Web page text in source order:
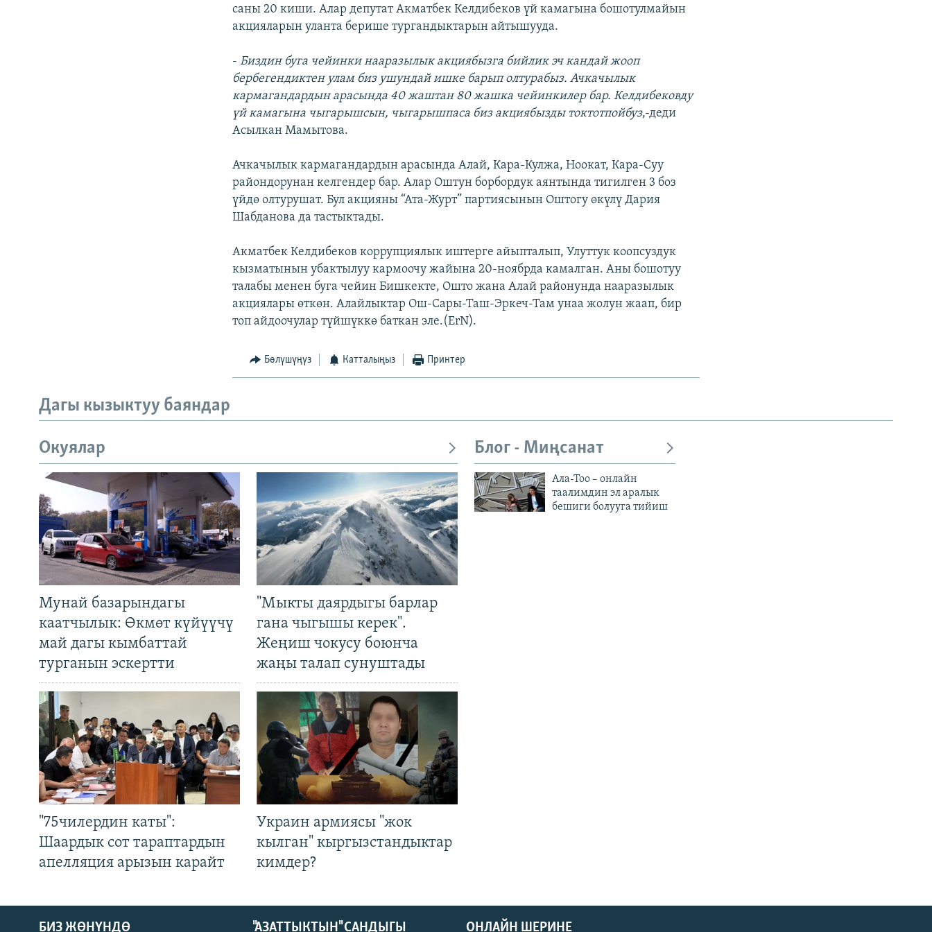
саны 20 киши. Алар депутат Акматбек Келдибеков үй камагына бошотулмайын
акцияларын уланта берише тургандыктарын айтышууда.
-Биздин буга чейинки нааразылык акциябызга бийлик эч кандай жооп
бербегендиктен улам биз ушундай ишке барып олтурабыз. Ачкачылык
кармагандардын арасында 40 жаштан 80 жашка чейинкилер бар. Келдибековду
үй камагына чыгарышсын, чыгарышпаса биз акциябызды токтотпойбуз,-деди
Асылкан Мамытова.
Ачкачылык кармагандардын арасында Алай, Кара-Кулжа, Ноокат, Кара-Суу
райондорунан келгендер бар. Алар Оштун борбордук аянтында тигилген 3 боз
үйдө олтурушат. Бул акцияны “Ата-Журт” партиясынын Оштогу өкүлү Дария
Шабданова да тастыктады.
Акматбек Келдибеков коррупциялык иштерге айыпталып, Улуттук коопсуздук
кызматынын убактылуу кармоочу жайына 20-ноябрда камалган. Аны бошотуу
талабы менен буга чейин Бишкекте, Ошто жана Алай районунда нааразылык
акциялары өткөн. Алайлыктар Ош-Сары-Таш-Эркеч-Там унаа жолун жаап, бир
топ айдоочулар түйшүккө баткан эле.(ErN).
Бөлүшүңүз Катталыңыз Принтер
Дагы кызыктуу баяндар
Окуялар
Мунай базарындагы
каатчылык: Өкмөт күйүүчү
май дагы кымбаттай
турганын эскертти
"Мыкты даярдыгы барлар
гана чыгышы керек".
Жеңиш чокусу боюнча
жаңы талап сунуштады
"75чилердин каты":
Шаардык сот тараптардын
апелляция арызын карайт
Украин армиясы "жок
кылган" кыргызстандыктар
кимдер?
Блог - Миңсанат
Ала-Тоо – онлайн
таалимдин эл аралык
бешиги болууга тийиш
ОНЛАЙН ШЕРИНЕ
БИЗ ЖӨНҮНДӨ "АЗАТТЫКТЫН" САНДЫГЫ